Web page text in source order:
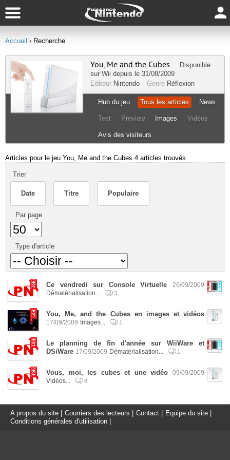
Accueil › Recherche
You, Me and the Cubes
Disponible
sur Wii depuis le 31/08/2009
Editeur Nintendo Genre Réflexion
Hub du jeu Tous les articles News
Test Preview Images Vidéos
Avis des visiteurs
Articles pour le jeu You, Me and the Cubes 4 articles trouvés
Trier
Date Titre Populaire
Par page
Type d'article
Ce vendredi sur Console Virtuelle
26/09/2009
Dématérialisation...
3
You, Me, and the Cubes en images et vidéos
17/09/2009 Images... 1
Le planning de fin d'année sur WiiWare et
DSiWare 17/09/2009 Dématérialisation... 1
Vous, moi, les cubes et une vidéo
09/09/2009
Vidéos...
8
A propos du site Courriers des lecteurs Contact Equipe du site
Conditions générales d'utilisation